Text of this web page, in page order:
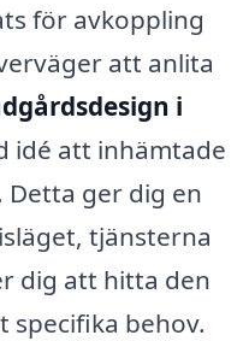
för avkoppling
att anlita
i
idé att inhämtade
ger dig en
tjänsterna
dig att hitta den
specifika behov.